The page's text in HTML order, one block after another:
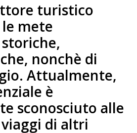
turistico
mete
nonchè di
Attualmente,
è
sconosciuto alle
di altri